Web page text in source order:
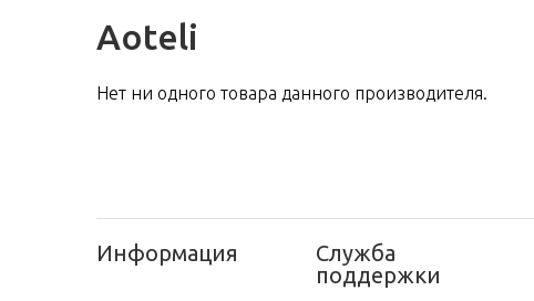
Aoteli
Нет ни одного товара данного производителя.
Информация
Служба
поддержки